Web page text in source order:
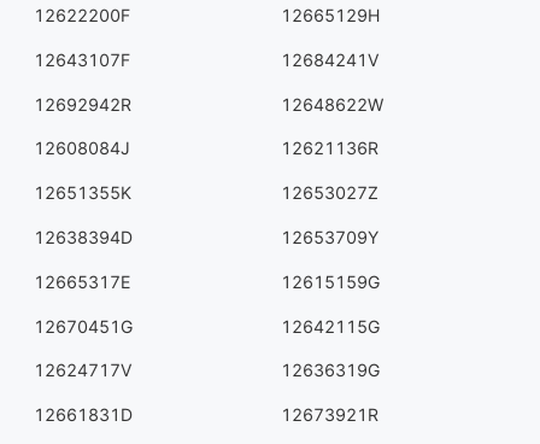
12622200F 12665129H
12643107F 12684241V
12692942R 12648622W
12608084J 12621136R
12651355K 12653027Z
12638394D 12653709Y
12665317E 12615159G
12670451G 12642115G
12624717V 12636319G
12661831D 12673921R